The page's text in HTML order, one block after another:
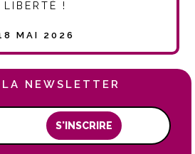
LIBERTÉ !
MAI 2026
NEWSLETTER
S'INSCRIRE